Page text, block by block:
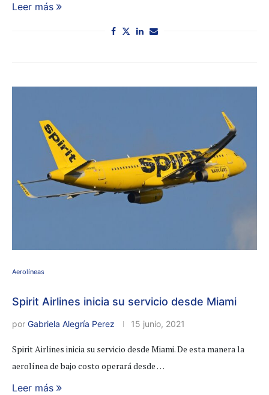
Leer más
Aerolíneas
Spirit Airlines inicia su servicio desde Miami
por Gabriela Alegría Perez 15 junio, 2021
Spirit Airlines inicia su servicio desde Miami. De esta manera la
aerolínea de bajo costo operará desde …
Leer más